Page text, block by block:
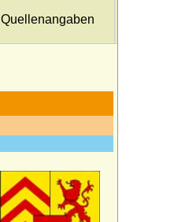
Quellenangaben